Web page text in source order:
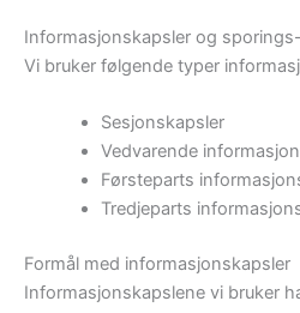
Informasjonskapsler og
Vi bruker følgende typer
Sesjonskapsler
Vedvarende
Førsteparts
Tredjeparts
Formål med informasjonskapsler
Informasjonskapslene vi bruker